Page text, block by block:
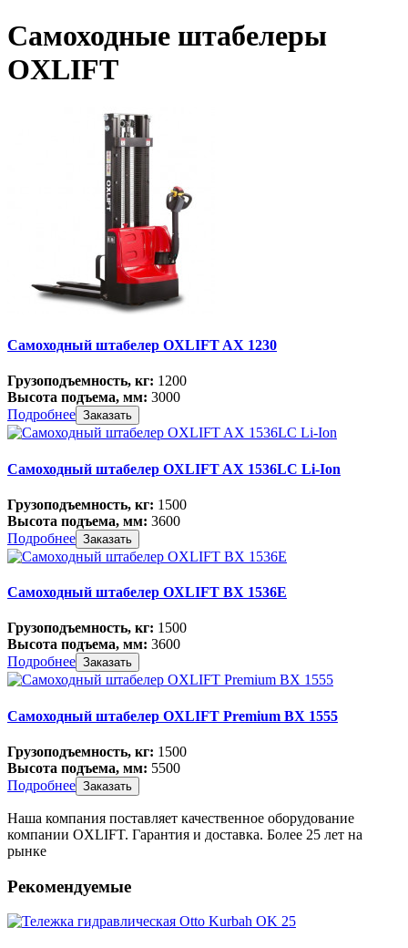
Самоходные штабелеры
OXLIFT
Самоходный штабелер OXLIFT AX 1230
Грузоподъемность, кг: 1200
Высота подъема, мм: 3000
Подробнее Заказать
Самоходный штабелер OXLIFT AX 1536LC Li-Ion
Грузоподъемность, кг: 1500
Высота подъема, мм: 3600
Подробнее Заказать
Самоходный штабелер OXLIFT BX 1536E
Грузоподъемность, кг: 1500
Высота подъема, мм: 3600
Подробнее Заказать
Самоходный штабелер OXLIFT Premium BX 1555
Грузоподъемность, кг: 1500
Высота подъема, мм: 5500
Подробнее Заказать
Наша компания поставляет качественное оборудование
компании OXLIFT. Гарантия и доставка. Более 25 лет на
рынке
Рекомендуемые